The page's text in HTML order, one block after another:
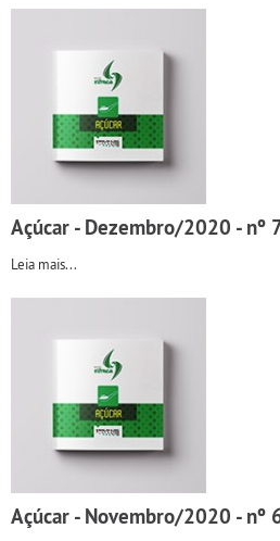
Açúcar - Dezembro/2020 - nº
Leia mais...
Açúcar - Novembro/2020 - nº